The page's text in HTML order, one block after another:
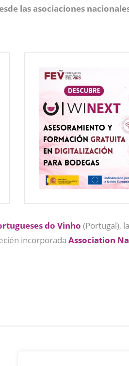
las asociaciones
do Vinho (Portugal), la
incorporada Association